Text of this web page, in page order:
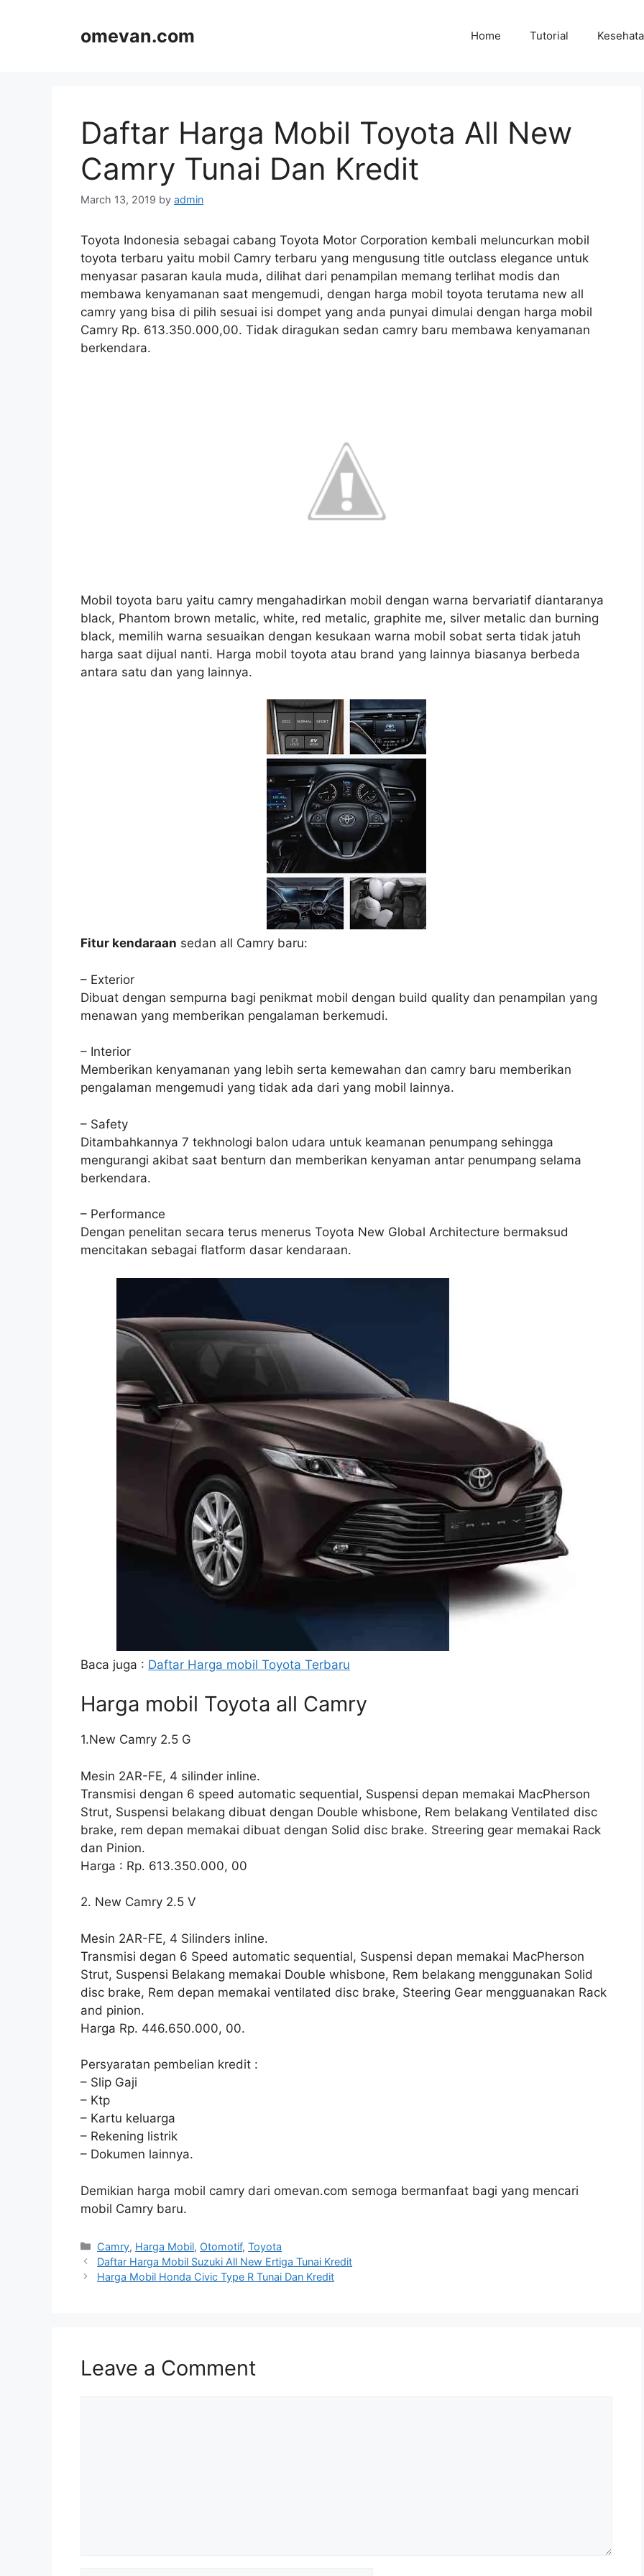
omevan.com Home Tutorial
Daftar Harga Mobil Toyota All New
Camry Tunai Dan Kredit
March 13, 2019 by admin
Toyota Indonesia sebagai cabang Toyota Motor Corporation kembali meluncurkan mobil
toyota terbaru yaitu mobil Camry terbaru yang mengusung title outclass elegance untuk
menyasar pasaran kaula muda, dilihat dari penampilan memang terlihat modis dan
membawa kenyamanan saat mengemudi, dengan harga mobil toyota terutama new all
camry yang bisa di pilih sesuai isi dompet yang anda punyai dimulai dengan harga mobil
Camry Rp. 613.350.000,00. Tidak diragukan sedan camry baru membawa kenyamanan
berkendara.
Mobil toyota baru yaitu camry mengahadirkan mobil dengan warna bervariatif diantaranya
black, Phantom brown metalic, white, red metalic, graphite me, silver metalic dan burning
black, memilih warna sesuaikan dengan kesukaan warna mobil sobat serta tidak jatuh
harga saat dijual nanti. Harga mobil toyota atau brand yang lainnya biasanya berbeda
antara satu dan yang lainnya.
Fitur kendaraan sedan all Camry baru:
– Exterior
Dibuat dengan sempurna bagi penikmat mobil dengan build quality dan penampilan yang
menawan yang memberikan pengalaman berkemudi.
– Interior
Memberikan kenyamanan yang lebih serta kemewahan dan camry baru memberikan
pengalaman mengemudi yang tidak ada dari yang mobil lainnya.
– Safety
Ditambahkannya 7 tekhnologi balon udara untuk keamanan penumpang sehingga
mengurangi akibat saat benturn dan memberikan kenyaman antar penumpang selama
berkendara.
– Performance
Dengan penelitan secara terus menerus Toyota New Global Architecture bermaksud
mencitakan sebagai flatform dasar kendaraan.
Baca juga : Daftar Harga mobil Toyota Terbaru
Harga mobil Toyota all Camry
1.New Camry 2.5 G
Mesin 2AR-FE, 4 silinder inline.
Transmisi dengan 6 speed automatic sequential, Suspensi depan memakai MacPherson
Strut, Suspensi belakang dibuat dengan Double whisbone, Rem belakang Ventilated disc
brake, rem depan memakai dibuat dengan Solid disc brake. Streering gear memakai Rack
dan Pinion.
Harga : Rp. 613.350.000, 00
2. New Camry 2.5 V
Mesin 2AR-FE, 4 Silinders inline.
Transmisi degan 6 Speed automatic sequential, Suspensi depan memakai MacPherson
Strut, Suspensi Belakang memakai Double whisbone, Rem belakang menggunakan Solid
disc brake, Rem depan memakai ventilated disc brake, Steering Gear mengguanakan Rack
and pinion.
Harga Rp. 446.650.000, 00.
Persyaratan pembelian kredit :
– Slip Gaji
– Ktp
– Kartu keluarga
– Rekening listrik
– Dokumen lainnya.
Demikian harga mobil camry dari omevan.com semoga bermanfaat bagi yang mencari
mobil Camry baru.
Categories
Camry, Harga Mobil, Otomotif,Toyota
Daftar Harga Mobil Suzuki All New Ertiga Tunai Kredit
Harga Mobil Honda Civic Type R Tunai Dan Kredit
Leave a Comment